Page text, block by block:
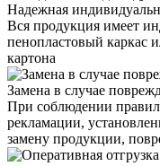
Надежная
Вся продукция имеет
пенопластовый каркас
картона
Замена в случае
При соблюдении
рекламации,
замену продукции,